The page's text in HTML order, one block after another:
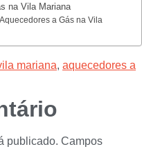
na Vila Mariana
a Gás na Vila
mariana, aquecedores a
publicado. Campos